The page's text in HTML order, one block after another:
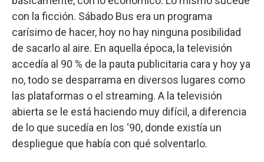
con la ficción. Sábado Bus era un programa
carísimo de hacer, hoy no hay ninguna posibilidad
de sacarlo al aire. En aquella época, la televisión
accedía al 90 % de la pauta publicitaria cara y hoy ya
no, todo se desparrama en diversos lugares como
las plataformas o el streaming. A la televisión
abierta se le está haciendo muy difícil, a diferencia
de lo que sucedía en los ‘90, donde existía un
despliegue que había con qué solventarlo.